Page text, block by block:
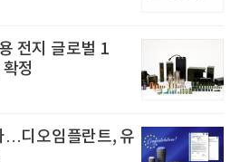
전지 글로벌 1
정
…디오임플란트, 유